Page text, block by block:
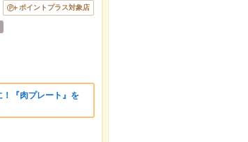
ポイントプラス対象店
『肉プレート』を